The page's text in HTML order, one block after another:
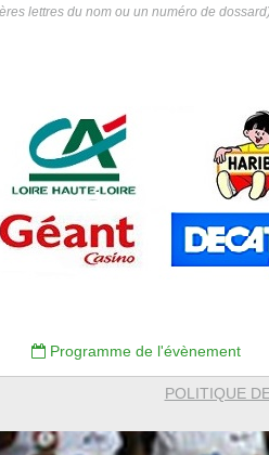
lettres du nom ou un numéro de
Programme de l'évènement
POLITIQUE